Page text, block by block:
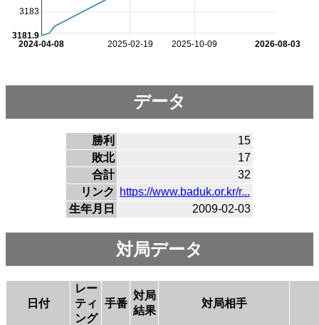
2025-02-19 2025-10-09
2024-04-08 2026-08-03
3183
3181.9
データ
勝利
15
敗北
17
合計
32
リンク
https://www.baduk.or.kr/r...
生年月日
2009-02-03
対局データ
日付
レー
ティ
ング
手番
対局
結果
対局相手